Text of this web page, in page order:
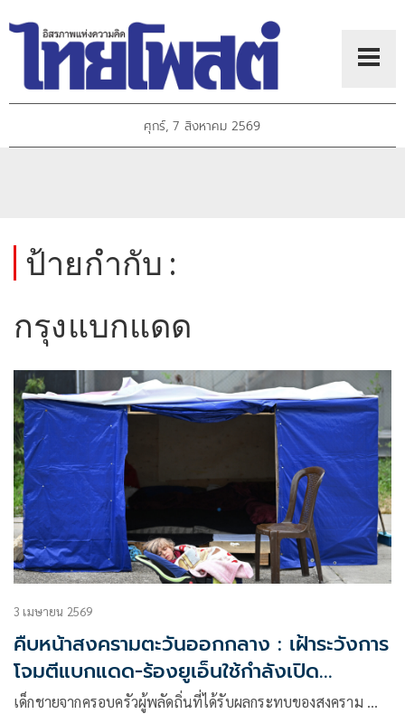
ศุกร์, 7 สิงหาคม 2569
ป้ายกำกับ :
กรุงแบกแดด
3 เมษายน 2569
คืบหน้าสงครามตะวันออกกลาง : เฝ้าระวังการ
โจมตีแบกแดด-ร้องยูเอ็นใช้กำลังเปิด
ช่องแคบ
เด็กชายจากครอบครัวผู้พลัดถิ่นที่ได้รับผลกระทบของสงคราม …